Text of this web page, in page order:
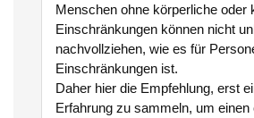
Menschen ohne körperliche oder
Einschränkungen können nicht
nachvollziehen, wie es für
Einschränkungen ist.
Daher hier die Empfehlung, erst
Erfahrung zu sammeln, um